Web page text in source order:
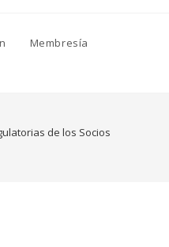
Membresía
de los Socios de